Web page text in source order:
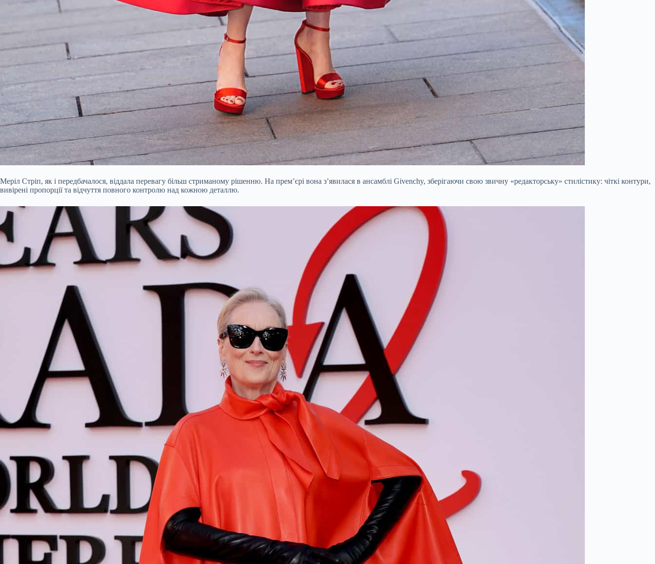
Меріл Стріп, як і передбачалося, віддала перевагу більш стриманому рішенню. На премʼєрі вона з’явилася в ансамблі Givenchy, зберігаючи свою звичну «редакторську» стилістику: чіткі контури,
вивірені пропорції та відчуття повного контролю над кожною деталлю.